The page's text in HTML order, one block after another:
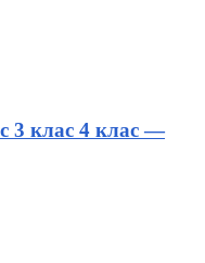
3 клас 4 клас —